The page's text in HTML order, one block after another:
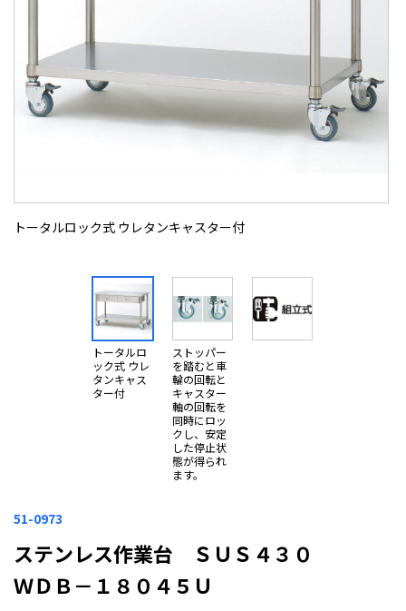
トータルロック式 ウレタンキャスター付
トータルロ
ック式 ウレ
タンキャス
ター付
ストッパー
を踏むと車
輪の回転と
キャスター
軸の回転を
同時にロッ
クし、安定
した停止状
態が得られ
ます。
51-0973
ステンレス作業台 ＳＵＳ４３０
ＷＤＢ－１８０４５Ｕ